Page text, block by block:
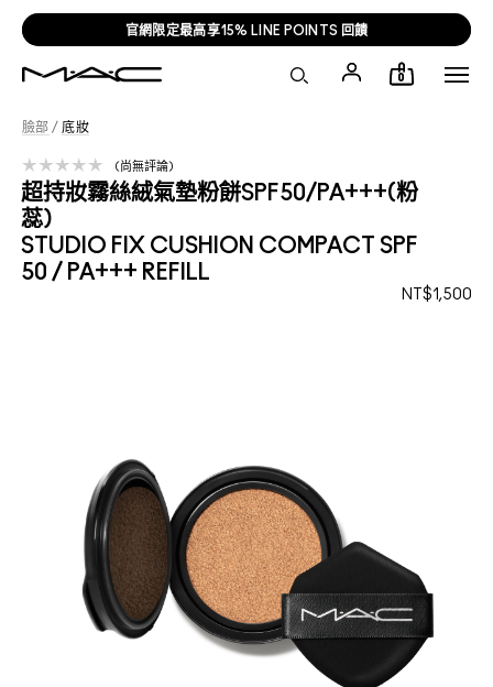
官網限定最高享15% LINE POINTS 回饋
0
臉部 / 底妝
超持妝霧絲絨氣墊粉餅SPF50/PA+++(粉
蕊)
STUDIO FIX CUSHION COMPACT SPF
50 / PA+++ REFILL
NT$1,500
尚無評論